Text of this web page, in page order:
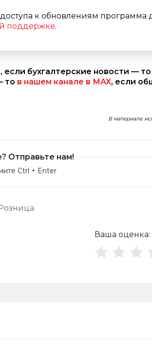
к обновлениям программа
поддержке.
если бухгалтерские новости —
то в нашем канале в МАХ, если
В материале
Отправьте нам!
Ctrl + Enter
Ваша оценка: